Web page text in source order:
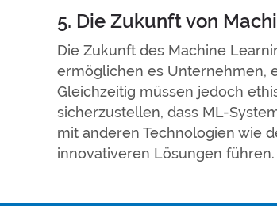
5. Die Zukunft von
Die Zukunft des Machine
ermöglichen es Unternehmen,
Gleichzeitig müssen jedoch
sicherzustellen, dass ML-
mit anderen Technologien wie
innovativeren Lösungen führen.